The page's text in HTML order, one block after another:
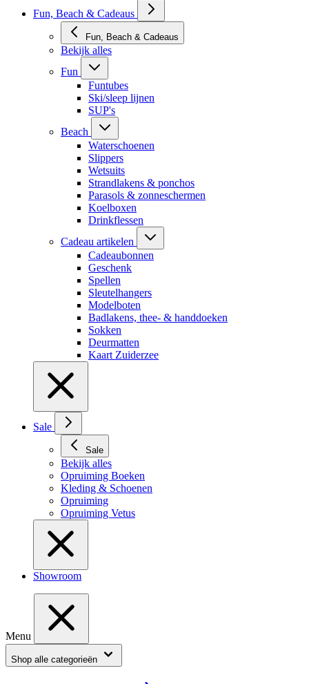
Fun, Beach & Cadeaus
Fun, Beach & Cadeaus
Bekijk alles
Fun
Funtubes
Ski/sleep lijnen
SUP's
Beach
Waterschoenen
Slippers
Wetsuits
Strandlakens & ponchos
Parasols & zonneschermen
Koelboxen
Drinkflessen
Cadeau artikelen
Cadeaubonnen
Geschenk
Spellen
Sleutelhangers
Modelboten
Badlakens, thee- & handdoeken
Sokken
Deurmatten
Kaart Zuiderzee
Sale
Sale
Bekijk alles
Opruiming Boeken
Kleding & Schoenen
Opruiming
Opruiming Vetus
Showroom
Menu
Shop alle categorieën